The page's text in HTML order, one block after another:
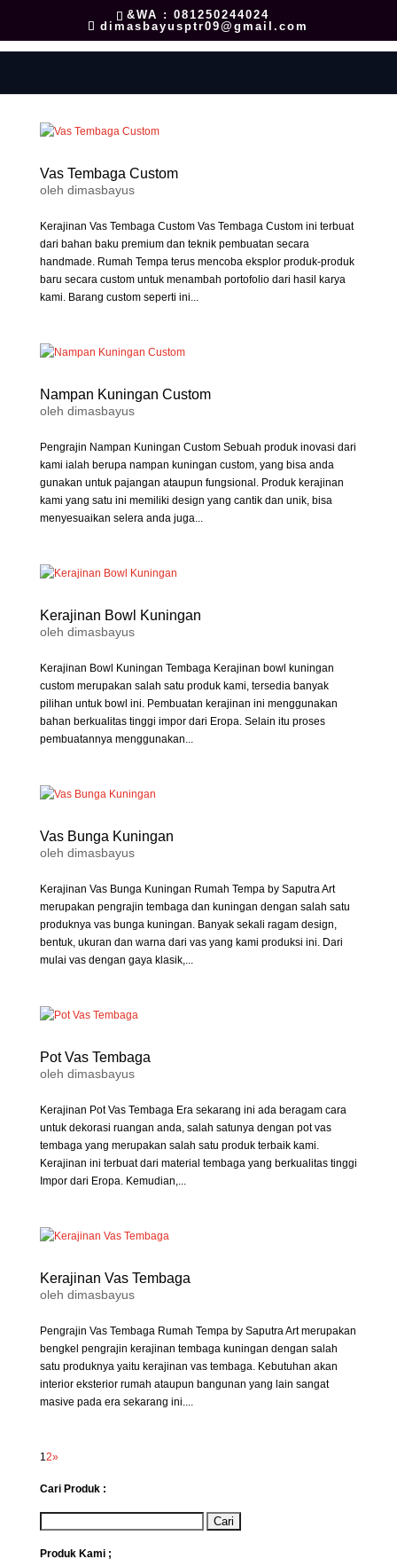
&WA : 081250244024
dimasbayusptr09@gmail.com
Vas Tembaga Custom
oleh dimasbayus
Kerajinan Vas Tembaga Custom Vas Tembaga Custom ini terbuat
dari bahan baku premium dan teknik pembuatan secara
handmade. Rumah Tempa terus mencoba eksplor produk-produk
baru secara custom untuk menambah portofolio dari hasil karya
kami. Barang custom seperti ini...
Nampan Kuningan Custom
oleh dimasbayus
Pengrajin Nampan Kuningan Custom Sebuah produk inovasi dari
kami ialah berupa nampan kuningan custom, yang bisa anda
gunakan untuk pajangan ataupun fungsional. Produk kerajinan
kami yang satu ini memiliki design yang cantik dan unik, bisa
menyesuaikan selera anda juga...
Kerajinan Bowl Kuningan
oleh dimasbayus
Kerajinan Bowl Kuningan Tembaga Kerajinan bowl kuningan
custom merupakan salah satu produk kami, tersedia banyak
pilihan untuk bowl ini. Pembuatan kerajinan ini menggunakan
bahan berkualitas tinggi impor dari Eropa. Selain itu proses
pembuatannya menggunakan...
Vas Bunga Kuningan
oleh dimasbayus
Kerajinan Vas Bunga Kuningan Rumah Tempa by Saputra Art
merupakan pengrajin tembaga dan kuningan dengan salah satu
produknya vas bunga kuningan. Banyak sekali ragam design,
bentuk, ukuran dan warna dari vas yang kami produksi ini. Dari
mulai vas dengan gaya klasik,...
Pot Vas Tembaga
oleh dimasbayus
Kerajinan Pot Vas Tembaga Era sekarang ini ada beragam cara
untuk dekorasi ruangan anda, salah satunya dengan pot vas
tembaga yang merupakan salah satu produk terbaik kami.
Kerajinan ini terbuat dari material tembaga yang berkualitas tinggi
Impor dari Eropa. Kemudian,...
Kerajinan Vas Tembaga
oleh dimasbayus
Pengrajin Vas Tembaga Rumah Tempa by Saputra Art merupakan
bengkel pengrajin kerajinan tembaga kuningan dengan salah
satu produknya yaitu kerajinan vas tembaga. Kebutuhan akan
interior eksterior rumah ataupun bangunan yang lain sangat
masive pada era sekarang ini....
12»
Cari Produk :
Produk Kami ;